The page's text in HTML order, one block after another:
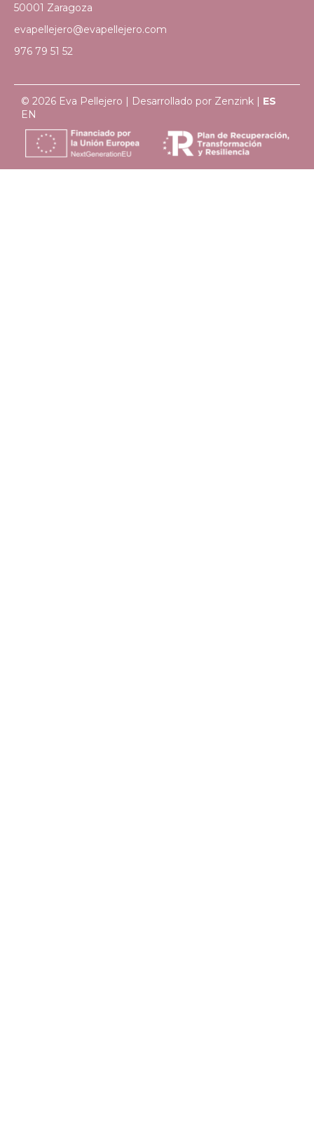
50001 Zaragoza
evapellejero@evapellejero.com
976 79 51 52
© 2026 Eva Pellejero | Desarrollado por Zenzink | ES
EN